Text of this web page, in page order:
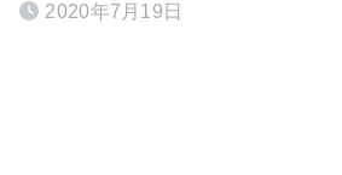
2020年7月19日